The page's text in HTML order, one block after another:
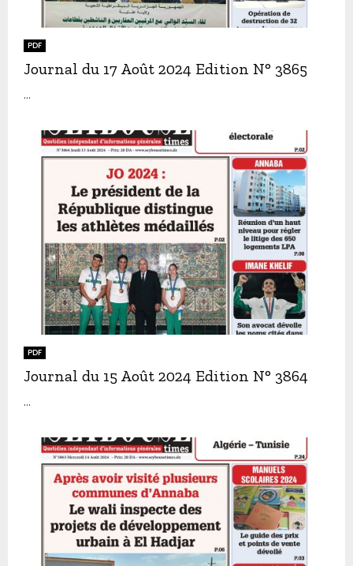
PDF
Journal du 17 Août 2024 Edition N° 3865
...
PDF
Journal du 15 Août 2024 Edition N° 3864
...